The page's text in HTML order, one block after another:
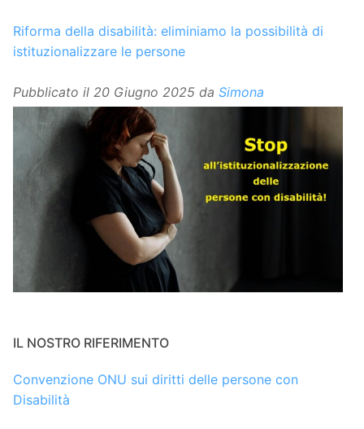
Riforma della disabilità: eliminiamo la possibilità di
istituzionalizzare le persone
Pubblicato il 20 Giugno 2025 da Simona
IL NOSTRO RIFERIMENTO
Convenzione ONU sui diritti delle persone con
Disabilità